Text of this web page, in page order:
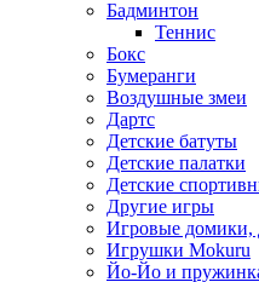
Бадминтон
Теннис
Бокс
Бумеранги
Воздушные змеи
Дартс
Детские батуты
Детские палатки
Детские
Другие игры
Игровые домики,
Игрушки Mokuru
Йо-Йо и